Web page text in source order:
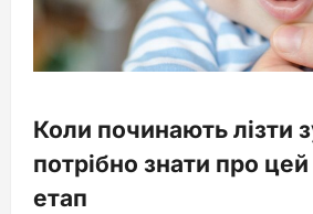
Коли починають лізти
потрібно знати про
етап